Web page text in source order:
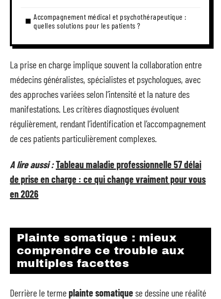
Accompagnement médical et psychothérapeutique :
quelles solutions pour les patients ?
La prise en charge implique souvent la collaboration entre
médecins généralistes, spécialistes et psychologues, avec
des approches variées selon l’intensité et la nature des
manifestations. Les critères diagnostiques évoluent
régulièrement, rendant l’identification et l’accompagnement
de ces patients particulièrement complexes.
A lire aussi :Tableau maladie professionnelle 57 délai
de prise en charge : ce qui change vraiment pour vous
en 2026
Plainte somatique : mieux
comprendre ce trouble aux
multiples facettes
Derrière le termeplainte somatiquese dessine une réalité